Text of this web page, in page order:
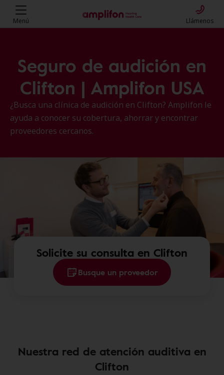
Menú Llámenos
Seguro de audición en
Clifton | Amplifon USA
¿Busca una clínica de audición en Clifton? Amplifon le
ayuda a conocer su cobertura, ahorrar y encontrar
proveedores cercanos.
Solicite su consulta en Clifton
Busque un proveedor
Nuestra red de atención auditiva en
Clifton